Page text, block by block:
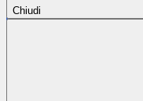
Chiudi